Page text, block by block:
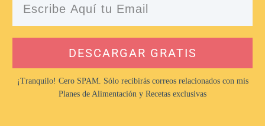
DESCARGAR GRATIS
¡Tranquilo! Cero SPAM. Sólo recibirás correos relacionados con mis
Planes de Alimentación y Recetas exclusivas